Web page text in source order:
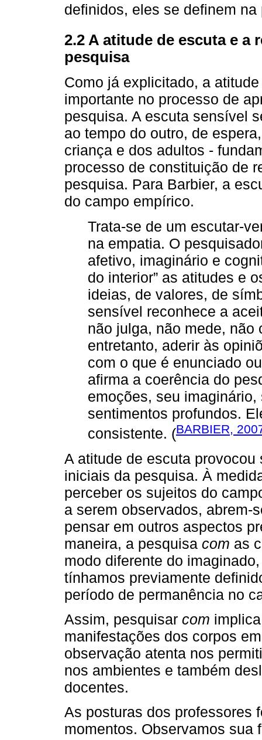
definidos, eles se definem
2.2 A atitude de escuta e a
pesquisa
Como já explicitado, a
importante no processo de
pesquisa. A escuta sensível
ao tempo do outro, de
criança e dos adultos -
processo de constituição de
pesquisa. Para Barbier, a
do campo empírico.
Trata-se de um escutar-
na empatia. O
afetivo, imaginário e
do interior” as atitudes e
ideias, de valores, de
sensível reconhece a
não julga, não mede, não
entretanto, aderir às
com o que é enunciado
afirma a coerência do
emoções, seu
sentimentos profundos.
consistente. (BARBIER,
A atitude de escuta
iniciais da pesquisa. À
perceber os sujeitos do
a serem observados, abrem-
pensar em outros aspectos
maneira, a pesquisa com as
modo diferente do
tínhamos previamente
período de permanência no
Assim, pesquisar com
manifestações dos corpos
observação atenta nos
nos ambientes e também
docentes.
As posturas dos professores
momentos. Observamos sua